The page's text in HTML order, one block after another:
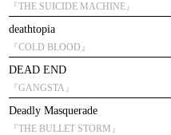
『THE SUICIDE MACHINE』
deathtopia
『COLD BLOOD』
DEAD END
『GANGSTA』
Deadly Masquerade
『THE BULLET STORM』